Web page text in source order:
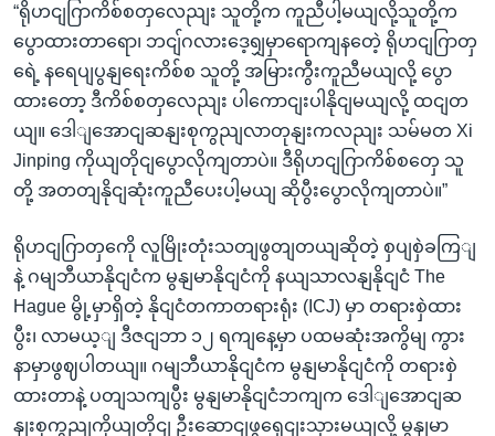
“ရိုဟငျဂြာကိစ်စတှလေညျး သူတို့က ကူညီပါ့မယျလို့သူတို့က
ပွောထားတာရော၊ ဘငျ်ဂလားဒေ့ရျှမှာရောကျနတေဲ့ ရိုဟငျဂြာတှ
ရေဲ့ နရေပျပွနျရေးကိစ်စ သူတို့ အမြားကွီးကူညီမယျလို့ ပွော
ထားတော့ ဒီကိစ်စတှလေညျး ပါကောငျးပါနိုငျမယျလို့ ထငျတ
ယျ။ ဒေါျအောငျဆနျးစုကွညျလာတုနျးကလညျး သမ်မတ Xi
Jinping ကိုယျတိုငျပွောလိုကျတာပဲ။ ဒီရိုဟငျဂြာကိစ်စတှေ သူ
တို့ အတတျနိုငျဆုံးကူညီပေးပါ့မယျ ဆိုပွီးပွောလိုကျတာပဲ။”
ရိုဟငျဂြာတှကေို လူမြိုးတုံးသတျဖွတျတယျဆိုတဲ့ စှပျစှဲခကြျ
နဲ့ ဂမျဘီယာနိုငျငံက မွနျမာနိုငျငံကို နယျသာလနျနိုငျငံ The
Hague မွို့မှာရှိတဲ့ နိုငျငံတကာတရားရုံး (ICJ) မှာ တရားစှဲထား
ပွီး၊ လာမယ့ျ ဒီဇငျဘာ ၁၂ ရကျနေ့မှာ ပထမဆုံးအကွိမျ ကွား
နာမှာဖွဈပါတယျ။ ဂမျဘီယာနိုငျငံက မွနျမာနိုငျငံကို တရားစှဲ
ထားတာနဲ့ ပတျသကျပွီး မွနျမာနိုငျငံဘကျက ဒေါျအောငျဆ
နျးစုကွညျကိုယျတိုငျ ဦးဆောငျဖွရှေငျးသှားမယျလို့ မွနျမာ